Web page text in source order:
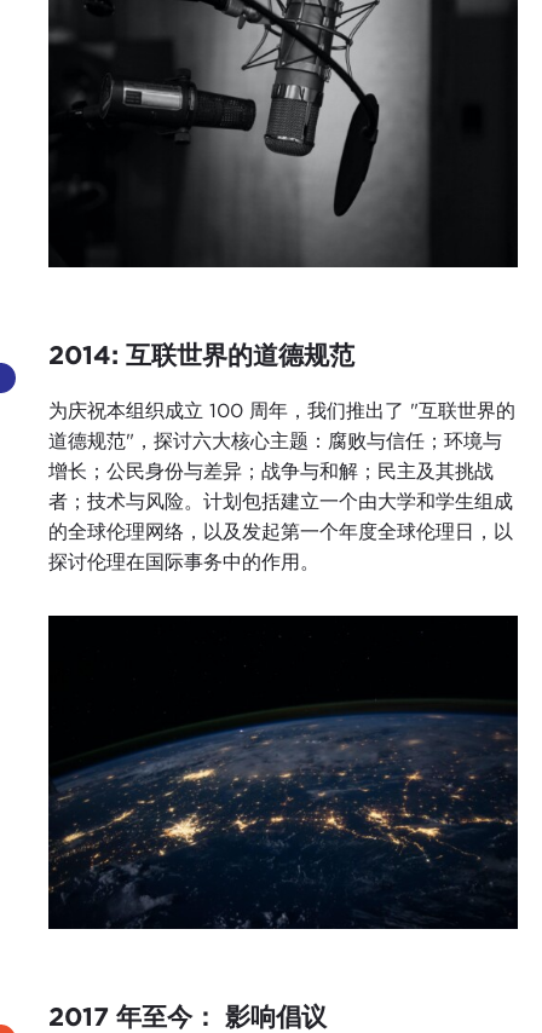
2014: 互联世界的道德规范
为庆祝本组织成立 100 周年，我们推出了 "互联世界的
道德规范"，探讨六大核心主题：腐败与信任；环境与
增长；公民身份与差异；战争与和解；民主及其挑战
者；技术与风险。计划包括建立一个由大学和学生组成
的全球伦理网络，以及发起第一个年度全球伦理日，以
探讨伦理在国际事务中的作用。
2017 年至今： 影响倡议